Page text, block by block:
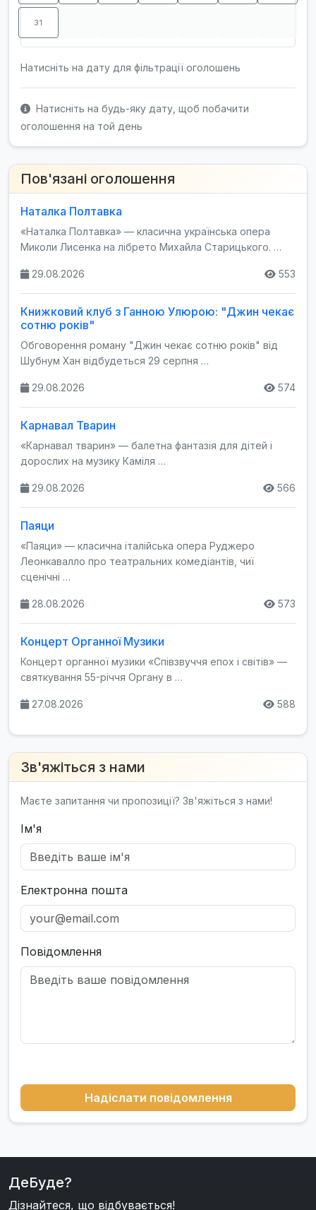
31
Натисніть на дату для фільтрації оголошень
Натисніть на будь-яку дату, щоб побачити
оголошення на той день
Пов'язані оголошення
Наталка Полтавка
«Наталка Полтавка» — класична українська опера
Миколи Лисенка на лібрето Михайла Старицького. …
29.08.2026 553
Книжковий клуб з Ганною Улюрою: "Джин чекає
сотню років"
Обговорення роману "Джин чекає сотню років" від
Шубнум Хан відбудеться 29 серпня …
29.08.2026 574
Карнавал Тварин
«Карнавал тварин» — балетна фантазія для дітей і
дорослих на музику Каміля …
29.08.2026 566
Паяци
«Паяци» — класична італійська опера Руджеро
Леонкавалло про театральних комедіантів, чиї
сценічні …
28.08.2026 573
Концерт Органної Музики
Концерт органної музики «Співзвуччя епох і світів» —
святкування 55-річчя Органу в …
27.08.2026 588
Зв'яжіться з нами
Маєте запитання чи пропозиції? Зв'яжіться з нами!
Ім'я
Електронна пошта
Повідомлення
Надіслати повідомлення
ДеБуде?
Дізнайтеся, що відбувається!